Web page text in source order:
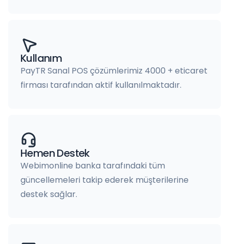
Kullanım
PayTR Sanal POS çözümlerimiz 4000 + eticaret
firması tarafından aktif kullanılmaktadır.
Hemen Destek
Webimonline banka tarafındaki tüm
güncellemeleri takip ederek müşterilerine
destek sağlar.